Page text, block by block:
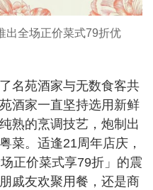
出全场正价菜式79折优
名苑酒家与无数食客共
酒家一直坚持选用新鲜
熟的烹调技艺，炮制出
菜。适逢21周年店庆，
正价菜式享79折」的震
戚友欢聚用餐，还是商